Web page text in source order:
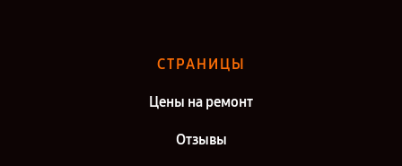
СТРАНИЦЫ
Цены на ремонт
Отзывы